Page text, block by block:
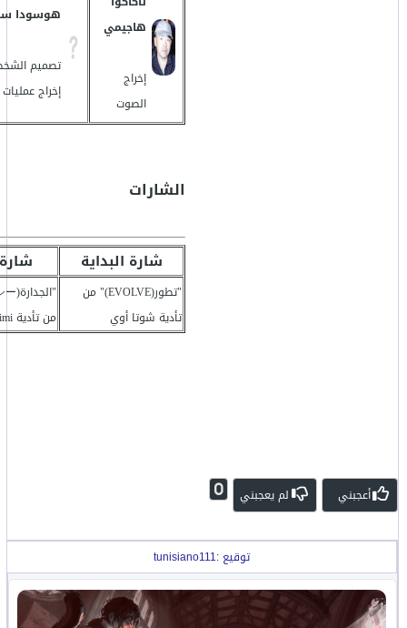
هاجيمي
إخراج
الصوت
هوسودا
تصميم
إخراج
الشارات
شارة البداية
"تطور(EVOLVE)" من
تأدية شوتا أوي
من تأدية Aimi
أعجبني لم يعجبني 0
توقيع :tunisiano111